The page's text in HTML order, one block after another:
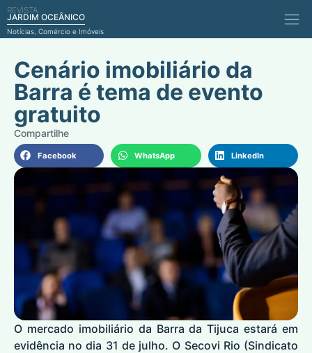
REVISTA
JARDIM OCEÂNICO
Notícias, Comércio e Imóveis
Cenário imobiliário da
Barra é tema de evento
gratuito
Facebook WhatsApp LinkedIn
O mercado imobiliário da Barra da Tijuca estará em
evidência no dia 31 de julho. O Secovi Rio (Sindicato